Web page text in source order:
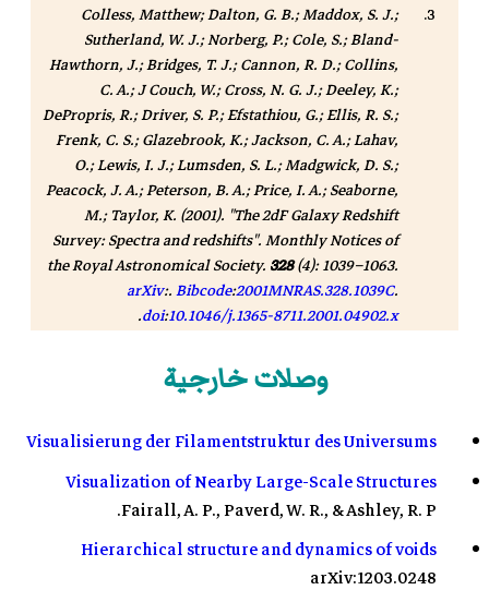
Colless, Matthew; Dalton, G. B.; Maddox, S. J.;
Sutherland, W. J.; Norberg, P.; Cole, S.; Bland-
Hawthorn, J.; Bridges, T. J.; Cannon, R. D.; Collins,
C. A.;J Couch, W.; Cross, N. G. J.; Deeley, K.;
DePropris, R.; Driver, S. P.; Efstathiou, G.; Ellis, R. S.;
Frenk, C. S.; Glazebrook, K.; Jackson, C. A.; Lahav,
O.; Lewis, I. J.; Lumsden, S. L.; Madgwick, D. S.;
Peacock, J. A.; Peterson, B. A.; Price, I. A.; Seaborne,
M.; Taylor, K. (2001). "The 2dF Galaxy Redshift
Survey: Spectra and redshifts".Monthly Notices of
the Royal Astronomical Society. 328(4): 1039–1063.
arXiv:.Bibcode:2001MNRAS.328.1039C.
doi:10.1046/j.1365-8711.2001.04902.x
.
and galaxies: Universe. New York City: W.H.
Freeman and Company.
U. Lindner; J. Einasto; M. Einasto; W. Freudling; K.
Void hierarchy in the Northern Local Supervoid".
Astron. Astrophys.301: 329.arXiv:.
1995A&A...301..329L . مؤرشف من الأصل
30 يونيو 2019.
وصلات خارجية
Visualisierung der Filamentstruktur des Universums
Visualization of Nearby Large-Scale Structures
Fairall, A. P., Paverd, W. R., & Ashley, R. P.
Hierarchical structure and dynamics of voids
arXiv:1203.0248